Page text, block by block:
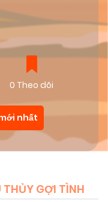
0 Theo dõi
nhất
THỦY GỢI TÌNH